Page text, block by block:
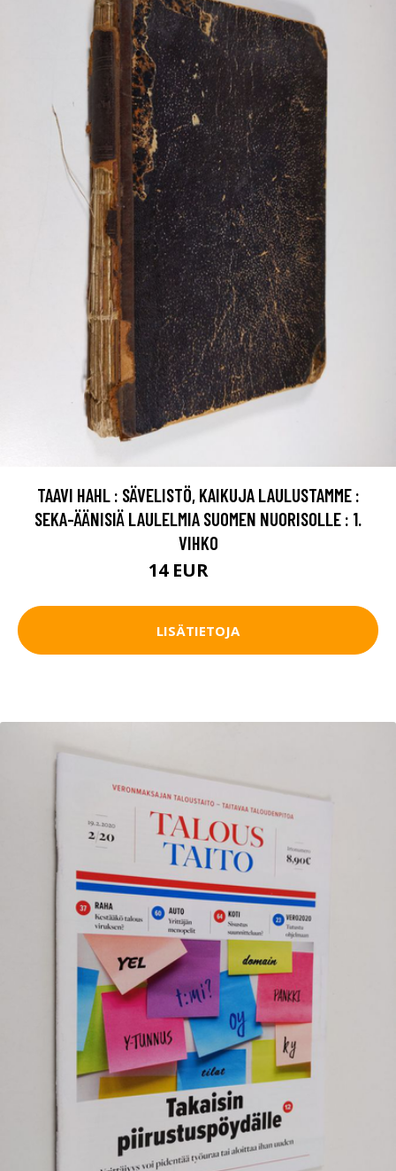
TAAVI HAHL : SÄVELISTÖ, KAIKUJA LAULUSTAMME :
SEKA-ÄÄNISIÄ LAULELMIA SUOMEN NUORISOLLE : 1.
VIHKO
14 EUR
LISÄTIETOJA